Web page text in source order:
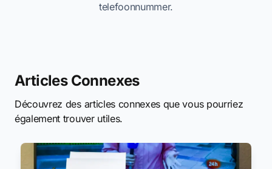
telefoonnummer.
Articles Connexes
Découvrez des articles connexes que vous pourriez
également trouver utiles.